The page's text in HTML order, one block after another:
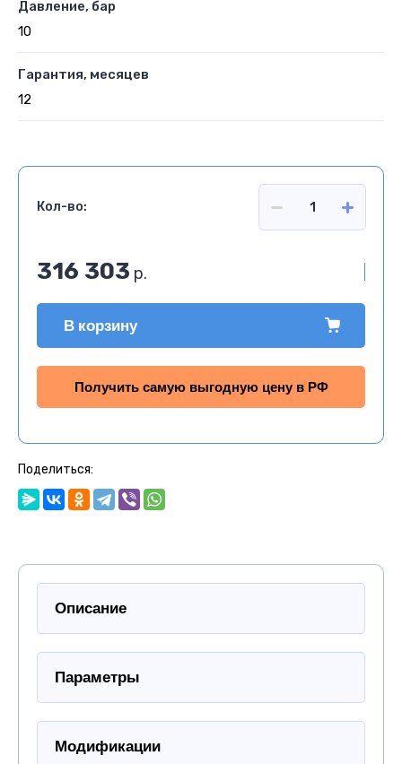
Давление, бар
10
Гарантия, месяцев
12
Кол-во:
316 303 р.
В корзину
Получить самую выгодную цену в РФ
Поделиться:
Описание
Параметры
Модификации